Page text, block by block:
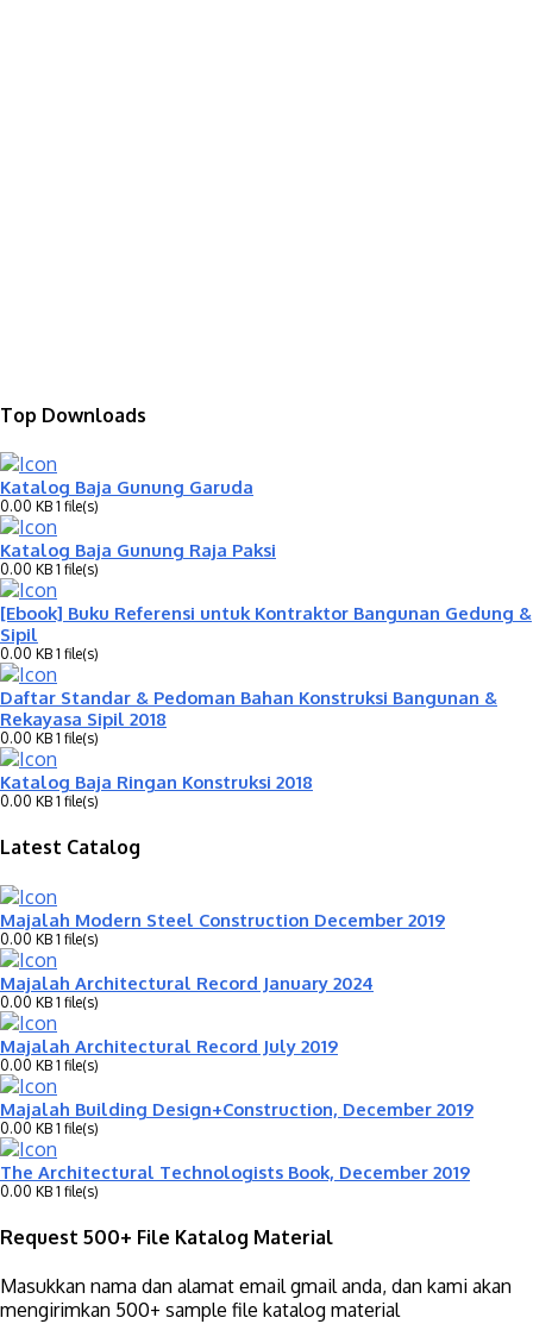
Top Downloads
Katalog Baja Gunung Garuda
0.00 KB 1 file(s)
Katalog Baja Gunung Raja Paksi
0.00 KB 1 file(s)
[Ebook] Buku Referensi untuk Kontraktor Bangunan Gedung &
Sipil
0.00 KB 1 file(s)
Daftar Standar & Pedoman Bahan Konstruksi Bangunan &
Rekayasa Sipil 2018
0.00 KB 1 file(s)
Katalog Baja Ringan Konstruksi 2018
0.00 KB 1 file(s)
Latest Catalog
Majalah Modern Steel Construction December 2019
0.00 KB 1 file(s)
Majalah Architectural Record January 2024
0.00 KB 1 file(s)
Majalah Architectural Record July 2019
0.00 KB 1 file(s)
Majalah Building Design+Construction, December 2019
0.00 KB 1 file(s)
The Architectural Technologists Book, December 2019
0.00 KB 1 file(s)
Request 500+ File Katalog Material
Masukkan nama dan alamat email gmail anda, dan kami akan
mengirimkan 500+ sample file katalog material